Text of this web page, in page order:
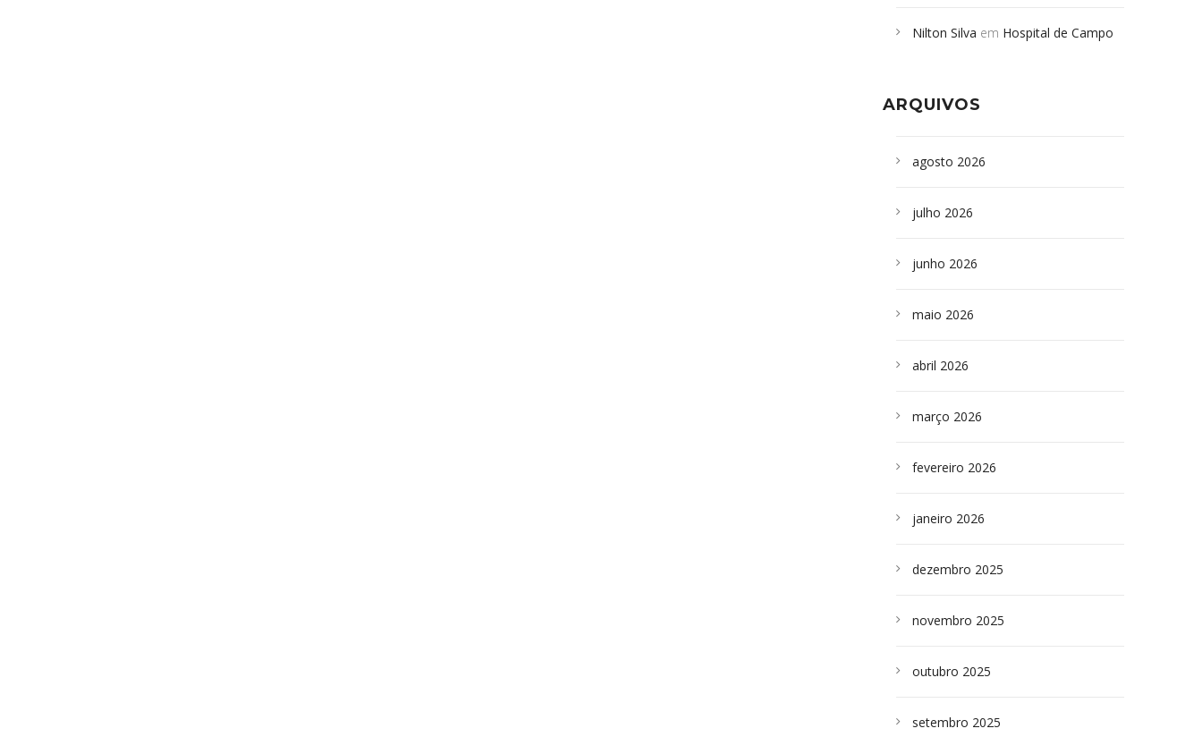
desabamento em São Paulo - Revista
sepultados em SP
Nilton Silva em Hospital de Campo
ARQUIVOS
agosto 2026
julho 2026
junho 2026
maio 2026
abril 2026
março 2026
fevereiro 2026
janeiro 2026
dezembro 2025
novembro 2025
outubro 2025
setembro 2025